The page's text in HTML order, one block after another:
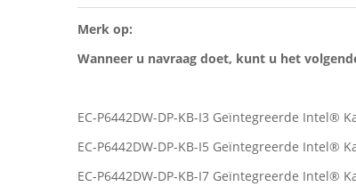
Merk op:
Wanneer u navraag doet, kunt u het
EC-P6442DW-DP-KB-I3 Geïntegreerde Intel®
EC-P6442DW-DP-KB-I5 Geïntegreerde Intel®
EC-P6442DW-DP-KB-I7 Geïntegreerde Intel®